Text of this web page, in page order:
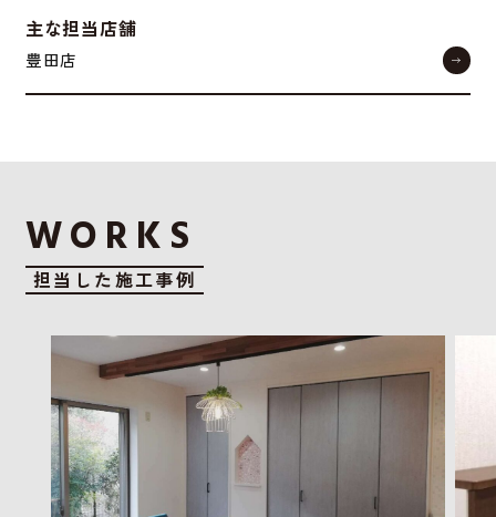
主な担当店舗
豊田店
WORKS
担当した施工事例